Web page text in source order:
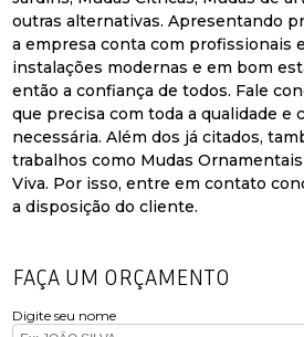
outras alternativas. Apresentando
a empresa conta com profissionais
instalações modernas e em bom
então a confiança de todos. Fale
que precisa com toda a qualidade e
necessária. Além dos já citados,
trabalhos como Mudas
Viva. Por isso, entre em contato
a disposição do cliente.
FAÇA UM ORÇAMENTO
Digite seu nome